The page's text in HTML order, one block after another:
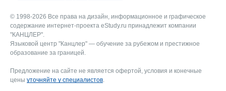
© 1998-2026 Все права на дизайн, информационное и графическое
содержание интернет-проекта eStudy.ru принадлежит компании
"КАНЦЛЕР".
Языковой центр "Канцлер" — обучение за рубежом и престижное
образование за границей.
Предложение на сайте не является офертой, условия и конечные
цены уточняйте у специалистов.